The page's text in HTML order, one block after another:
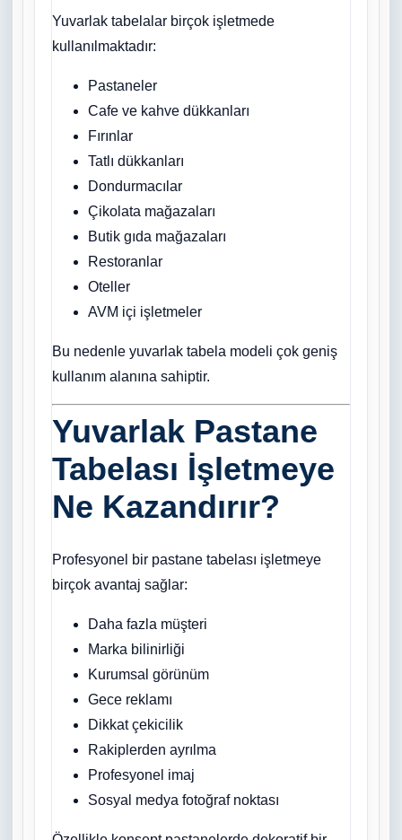
Yuvarlak tabelalar birçok işletmede
kullanılmaktadır:
Pastaneler
Cafe ve kahve dükkanları
Fırınlar
Tatlı dükkanları
Dondurmacılar
Çikolata mağazaları
Butik gıda mağazaları
Restoranlar
Oteller
AVM içi işletmeler
Bu nedenle yuvarlak tabela modeli çok geniş
kullanım alanına sahiptir.
Yuvarlak Pastane
Tabelası İşletmeye
Ne Kazandırır?
Profesyonel bir pastane tabelası işletmeye
birçok avantaj sağlar:
Daha fazla müşteri
Marka bilinirliği
Kurumsal görünüm
Gece reklamı
Dikkat çekicilik
Rakiplerden ayrılma
Profesyonel imaj
Sosyal medya fotoğraf noktası